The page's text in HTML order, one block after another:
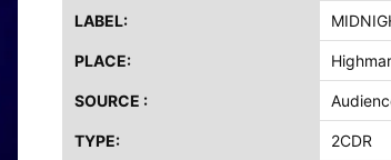
ーディフ公演 IEM/AUD 完全収録！
月15日 リスボン公演 FHD 完全収録！
ドイツ ROCK AM RING 公演 FHD 完全収録！
年6月1日 英国シェフィールド公演 完全収録！
イツ W.O.A. 公演 FHD 完全収録！
LABEL:
PLACE:
SOURCE :
TYPE: 2CDR